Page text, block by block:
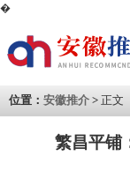
�
位置： 安徽推介 > 正文
繁昌平铺